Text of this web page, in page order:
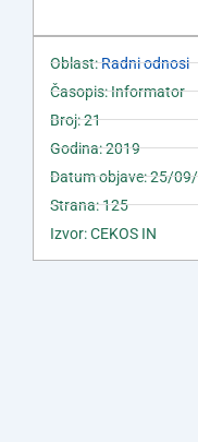
Oblast:Radni odnosi
Časopis: Informator
Broj: 21
Godina: 2019
Datum objave: 25/
Strana: 125
Izvor: CEKOS IN